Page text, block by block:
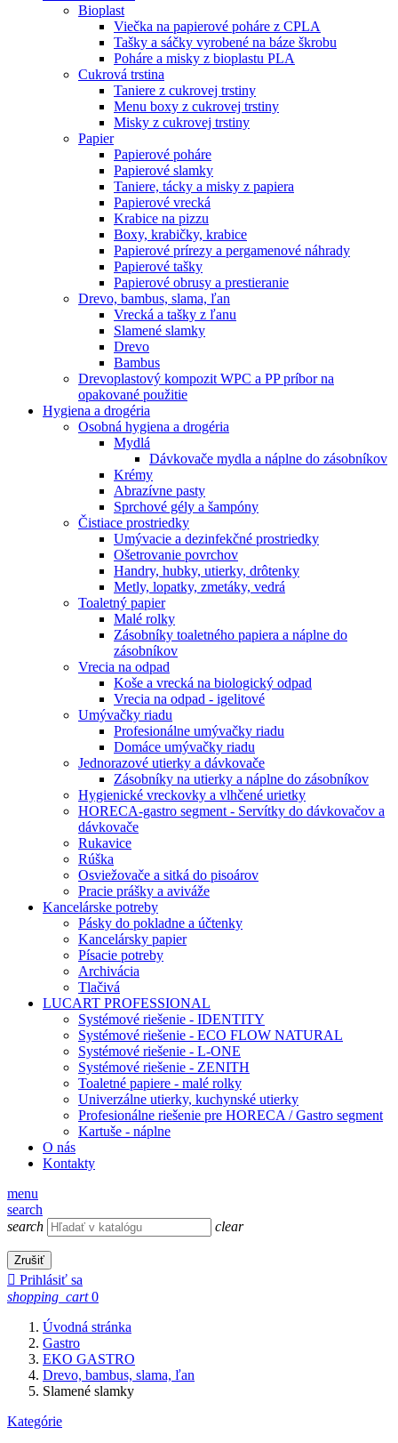
Bioplast
Viečka na papierové poháre z CPLA
Tašky a sáčky vyrobené na báze škrobu
Poháre a misky z bioplastu PLA
Cukrová trstina
Taniere z cukrovej trstiny
Menu boxy z cukrovej trstiny
Misky z cukrovej trstiny
Papier
Papierové poháre
Papierové slamky
Taniere, tácky a misky z papiera
Papierové vrecká
Krabice na pizzu
Boxy, krabičky, krabice
Papierové prírezy a pergamenové náhrady
Papierové tašky
Papierové obrusy a prestieranie
Drevo, bambus, slama, ľan
Vrecká a tašky z ľanu
Slamené slamky
Drevo
Bambus
Drevoplastový kompozit WPC a PP príbor na
opakované použitie
Hygiena a drogéria
Osobná hygiena a drogéria
Mydlá
Dávkovače mydla a náplne do zásobníkov
Krémy
Abrazívne pasty
Sprchové gély a šampóny
Čistiace prostriedky
Umývacie a dezinfekčné prostriedky
Ošetrovanie povrchov
Handry, hubky, utierky, drôtenky
Metly, lopatky, zmetáky, vedrá
Toaletný papier
Malé rolky
Zásobníky toaletného papiera a náplne do
zásobníkov
Vrecia na odpad
Koše a vrecká na biologický odpad
Vrecia na odpad - igelitové
Umývačky riadu
Profesionálne umývačky riadu
Domáce umývačky riadu
Jednorazové utierky a dávkovače
Zásobníky na utierky a náplne do zásobníkov
Hygienické vreckovky a vlhčené urietky
HORECA-gastro segment - Servítky do dávkovačov a
dávkovače
Rukavice
Rúška
Osviežovače a sitká do pisoárov
Pracie prášky a aviváže
Kancelárske potreby
Pásky do pokladne a účtenky
Kancelársky papier
Písacie potreby
Archivácia
Tlačivá
LUCART PROFESSIONAL
Systémové riešenie - IDENTITY
Systémové riešenie - ECO FLOW NATURAL
Systémové riešenie - L-ONE
Systémové riešenie - ZENITH
Toaletné papiere - malé rolky
Univerzálne utierky, kuchynské utierky
Profesionálne riešenie pre HORECA / Gastro segment
Kartuše - náplne
O nás
Kontakty
menu
search
search
clear
Zrušiť
 Prihlásiť sa
shopping_cart 0
Úvodná stránka
Gastro
EKO GASTRO
Drevo, bambus, slama, ľan
Slamené slamky
Kategórie